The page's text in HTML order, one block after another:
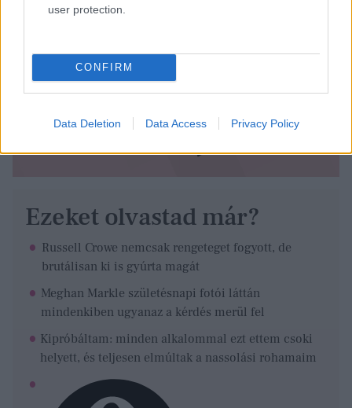
user protection.
CONFIRM
Data Deletion Data Access Privacy Policy
Ezeket olvastad már?
Russell Crowe nemcsak rengeteget fogyott, de
brutálisan ki is gyúrta magát
Meghan Markle születésnapi fotói láttán
mindenkiben ugyanaz a kérdés merül fel
Kipróbáltam: minden alkalommal ezt ettem csoki
helyett, és teljesen elmúltak a nassolási rohamaim